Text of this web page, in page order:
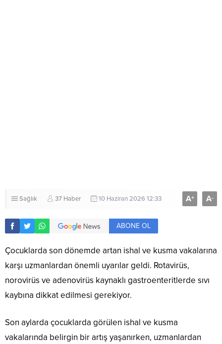
Sağlık 37 Haber 10 Haziran 2026 12:33 A+ A-
ABONE OL
Çocuklarda son dönemde artan ishal ve kusma vakalarına
karşı uzmanlardan önemli uyarılar geldi. Rotavirüs,
norovirüs ve adenovirüs kaynaklı gastroenteritlerde sıvı
kaybına dikkat edilmesi gerekiyor.
Son aylarda çocuklarda görülen ishal ve kusma
vakalarında belirgin bir artış yaşanırken, uzmanlardan